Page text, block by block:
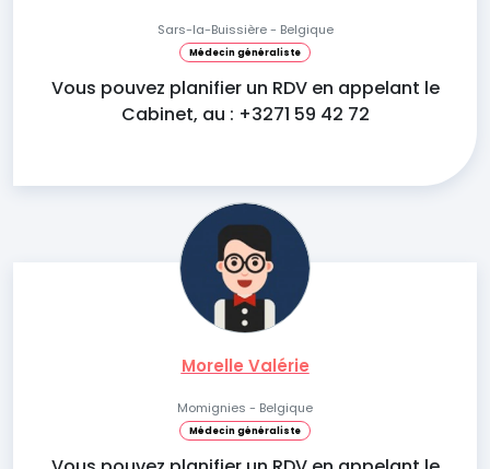
Sars-la-Buissière - Belgique
Médecin généraliste
Vous pouvez planifier un RDV en appelant le
Cabinet, au : +3271 59 42 72
Morelle Valérie
Momignies - Belgique
Médecin généraliste